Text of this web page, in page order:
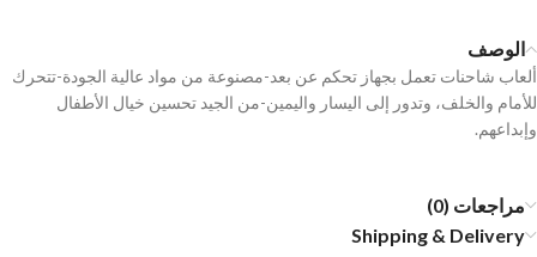
الوصف
ألعاب شاحنات تعمل بجهاز تحكم عن بعد-مصنوعة من مواد عالية الجودة-تتحرك
للأمام والخلف، وتدور إلى اليسار واليمين-من الجيد تحسين خيال الأطفال
وإبداعهم.
مراجعات (0)
Shipping & Delivery